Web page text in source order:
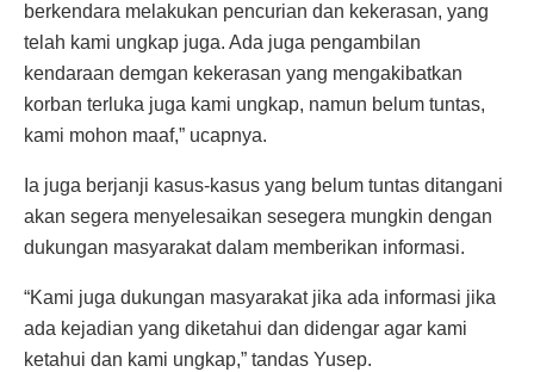
berkendara melakukan pencurian dan kekerasan, yang
telah kami ungkap juga. Ada juga pengambilan
kendaraan demgan kekerasan yang mengakibatkan
korban terluka juga kami ungkap, namun belum tuntas,
kami mohon maaf,” ucapnya.
Ia juga berjanji kasus-kasus yang belum tuntas ditangani
akan segera menyelesaikan sesegera mungkin dengan
dukungan masyarakat dalam memberikan informasi.
“Kami juga dukungan masyarakat jika ada informasi jika
ada kejadian yang diketahui dan didengar agar kami
ketahui dan kami ungkap,” tandas Yusep.